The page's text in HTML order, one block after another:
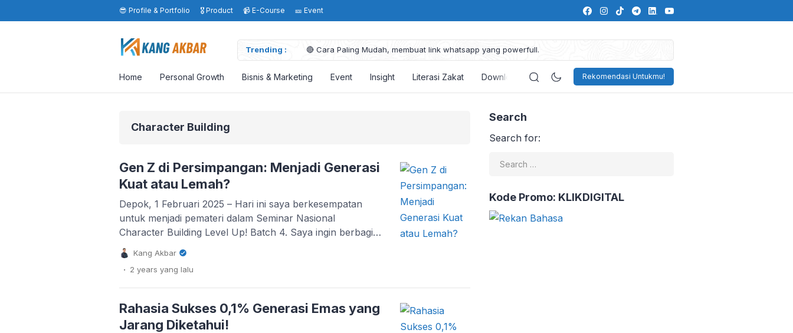
😎 Profile & Portfolio 🎖️ Product 📹 E-Course 🎫 Event
Trending :
🔴 Cara Paling Mudah, membuat link whatsapp yang powerfull.
5 Hal penting tentang Prinsip Pareto dalam Marketing
Visi Misi Pernikahanku Sudah Ada Dalam Al-Qur’an !
Rekomendasi Untukmu!
Home Personal Growth Bisnis & Marketing Event Insight Literasi Zakat Download
Character Building
Gen Z di Persimpangan: Menjadi Generasi
Kuat atau Lemah?
Depok, 1 Februari 2025 – Hari ini saya berkesempatan
untuk menjadi pemateri dalam Seminar Nasional
Character Building Level Up! Batch 4. Saya ingin berbagi
pemikiran dengan kamu tentang sebuah pertanyaan
penting: Apakah Generasi Z akan menjadi generasi yang
kuat atau justru lemah? Saya melihat bahwa dunia
bergerak dengan cepat, dan kamu sebagai bagian dari
Gen […]
Kang Akbar
. 2 years yang lalu
Rahasia Sukses 0,1% Generasi Emas yang
Jarang Diketahui!
Search
Search for:
Kode Promo: KLIKDIGITAL